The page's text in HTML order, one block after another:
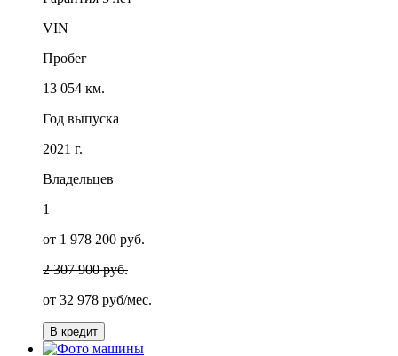
VIN
Пробег
13 054 км.
Год выпуска
2021 г.
Владельцев
1
от 1 978 200 руб.
2 307 900 руб.
от 32 978 руб/мес.
В кредит